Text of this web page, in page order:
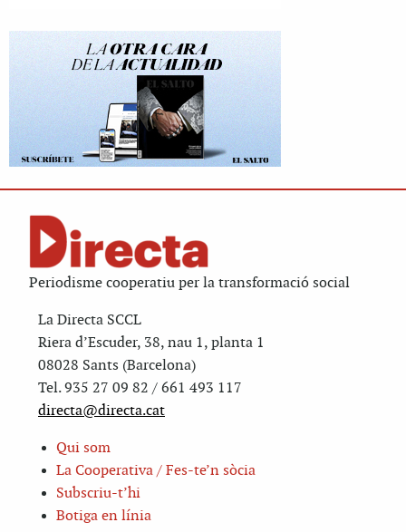
Periodisme cooperatiu per la transformació social
La Directa SCCL
Riera d’Escuder, 38, nau 1, planta 1
08028 Sants (Barcelona)
Tel. 935 27 09 82 / 661 493 117
directa@directa.cat
Qui som
La Cooperativa / Fes-te’n sòcia
Subscriu-t’hi
Botiga en línia